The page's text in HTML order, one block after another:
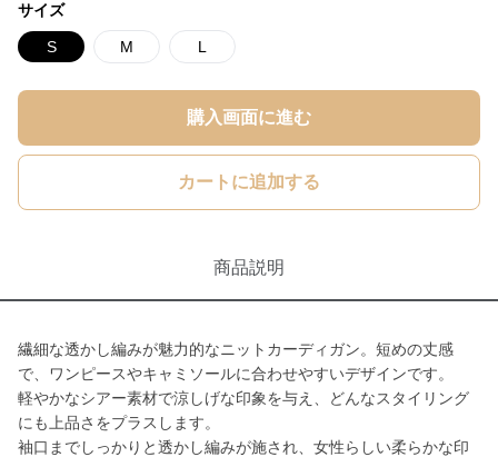
サイズ
S M L
購入画面に進む
カートに追加する
商品説明
繊細な透かし編みが魅力的なニットカーディガン。短めの丈感
で、ワンピースやキャミソールに合わせやすいデザインです。
軽やかなシアー素材で涼しげな印象を与え、どんなスタイリング
にも上品さをプラスします。
袖口までしっかりと透かし編みが施され、女性らしい柔らかな印